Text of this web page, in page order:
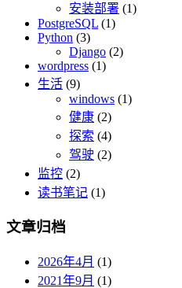
安装部署 (1)
PostgreSQL (1)
Python (3)
Django (2)
wordpress (1)
生活 (9)
windows (1)
健康 (2)
探索 (4)
驾驶 (2)
监控 (2)
读书笔记 (1)
文章归档
2026年4月 (1)
2021年9月 (1)